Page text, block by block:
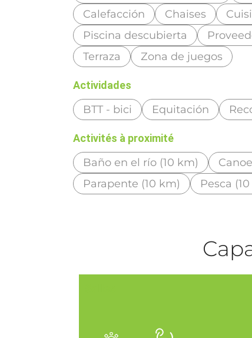
Calefacción
Chaises
Piscina descubierta
Terraza
Zona de juegos
Actividades
BTT - bici Equitación
Activités à proximité
Baño en el río (10 km)
Parapente (10 km)
Pesca